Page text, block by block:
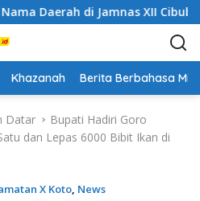
Daerah di Jamnas XII Cibubur
Khazanah Berita Berbahasa
Datar
Bupati Hadiri Goro
dan Lepas 6000 Bibit Ikan di
X Koto, News